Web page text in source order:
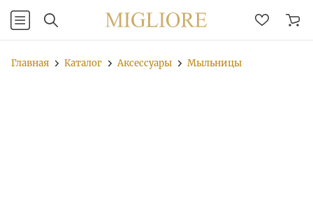
Главная Каталог Аксессуары Мыльницы